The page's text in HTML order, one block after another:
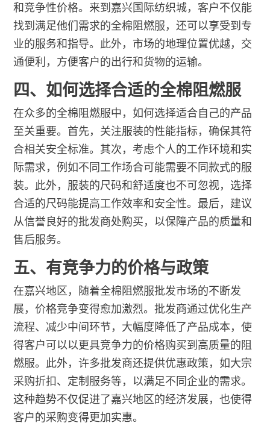
和竞争性价格。来到嘉兴国际纺织城，客户不仅能
找到满足他们需求的全棉阻燃服，还可以享受到专
业的服务和指导。此外，市场的地理位置优越，交
通便利，方便客户的出行和货物的运输。
四、如何选择合适的全棉阻燃服
在众多的全棉阻燃服中，如何选择适合自己的产品
至关重要。首先，关注服装的性能指标，确保其符
合相关安全标准。其次，考虑个人的工作环境和实
际需求，例如不同工作场合可能需要不同款式的服
装。此外，服装的尺码和舒适度也不可忽视，选择
合适的尺码能提高工作效率和安全性。最后，建议
从信誉良好的批发商处购买，以保障产品的质量和
售后服务。
五、有竞争力的价格与政策
在嘉兴地区，随着全棉阻燃服批发市场的不断发
展，价格竞争变得愈加激烈。批发商通过优化生产
流程、减少中间环节，大幅度降低了产品成本，使
得客户可以以更具竞争力的价格购买到高质量的阻
燃服。此外，许多批发商还提供优惠政策，如大宗
采购折扣、定制服务等，以满足不同企业的需求。
这种趋势不仅促进了嘉兴地区的经济发展，也使得
客户的采购变得更加实惠。